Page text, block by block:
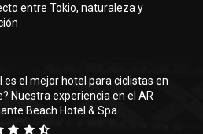
entre Tokio, naturaleza y
es el mejor hotel para ciclistas en
Nuestra experiencia en el AR
Beach Hotel & Spa